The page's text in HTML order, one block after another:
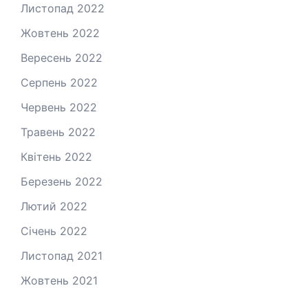
Листопад 2022
Жовтень 2022
Вересень 2022
Серпень 2022
Червень 2022
Травень 2022
Квітень 2022
Березень 2022
Лютий 2022
Січень 2022
Листопад 2021
Жовтень 2021